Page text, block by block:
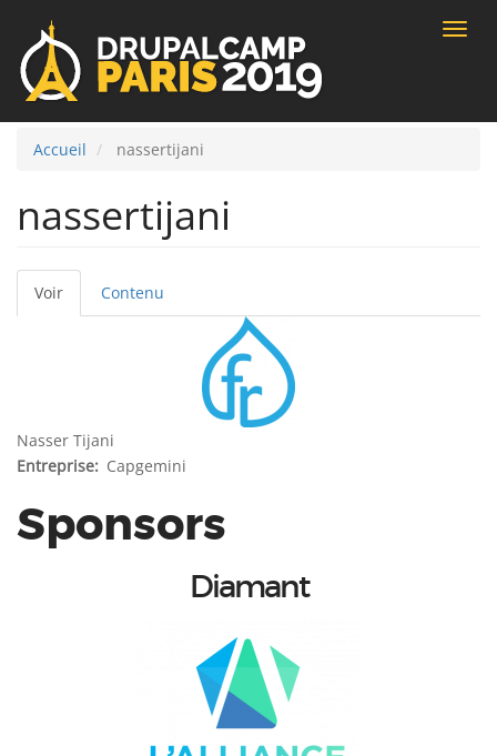
Toggle
Accueil nassertijani
nassertijani
Onglets
principaux
Voir (onglet
actif)
Contenu
Nasser Tijani
Entreprise
Capgemini
Sponsors
Diamant